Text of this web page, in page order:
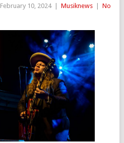
February 10, 2024 Musiknews
No